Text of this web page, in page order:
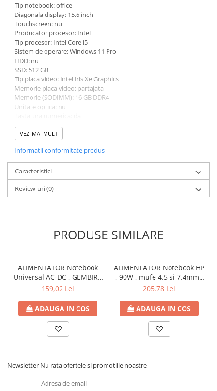
Arhivare
Bibliorafturi
Caiete mecanice
Clipboarduri
Dosare din carton
Dosare din plastic
Dosare suspendate
Ecusoane si accesorii
Folii si mape
Prezentare si afisare
Accesorii pentru birou
Agrafe, ace, piuneze, clipsuri
Automatizare birou si accesori
Distrugator documente
Capsatoare si capse
Intretinere si curatenie
Perforatoare
Suporturi pentru birou
Rechizite si articole scolare
Caiete si blocuri de desen
Tempera, guase si acuarele
Tip notebook: office
Diagonala display: 15.6 inch
Touchscreen: nu
Producator procesor: Intel
Tip procesor: Intel Core i5
Sistem de operare: Windows 11 Pro
HDD: nu
SSD: 512 GB
Tip placa video: Intel Iris Xe Graphics
Memorie placa video: partajata
Memorie (SODIMM): 16 GB DDR4
Unitate optica: nu
Culoare: argintiu
VEZI MAI MULT
Informatii conformitate produs
Caracteristici
Review-uri(0)
PRODUSE SIMILARE
ALIMENTATOR Notebook
Universal AC-DC , GEMBIRD
, 90W - tensiuni
DC la 4.5 A max , protectie
la supratensiuni Cod
Produs: NPA-AC1D
159,02 Lei
ADAUGA IN COS
ALIMENTATOR Notebook HP
, 90W , mufe 4.5 si 7.4mm ,
Cod Produs: H6Y90AA
205,78 Lei
ADAUGA IN COS
Newsletter Nu rata ofertele si promotiile noastre